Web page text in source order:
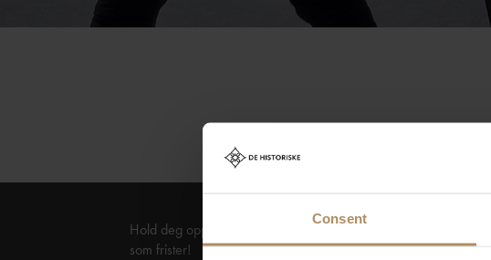
Consent
Hold deg oppdatert på nyheter, og få spennende reisetilbud
som frister!